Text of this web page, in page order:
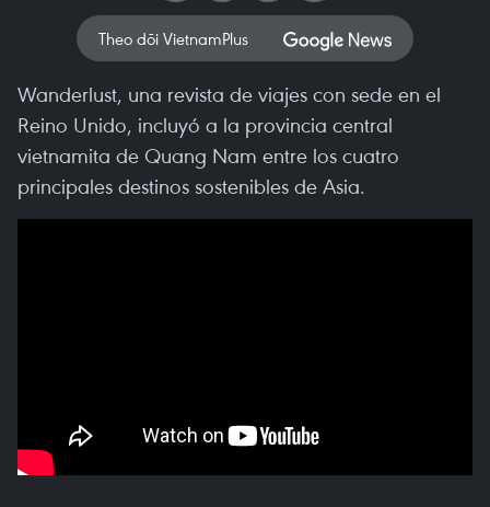
Theo dõi VietnamPlus
Wanderlust, una revista de viajes con sede en el
Reino Unido, incluyó a la provincia central
vietnamita de Quang Nam entre los cuatro
principales destinos sostenibles de Asia.